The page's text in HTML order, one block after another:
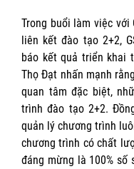
Trong buổi làm việc với
liên kết đào tạo 2+2,
báo kết quả triển khai
Thọ Đạt nhấn mạnh
quan tâm đặc biệt,
trình đào tạo 2+2.
quản lý chương trình
chương trình có chất
đáng mừng là 100% số